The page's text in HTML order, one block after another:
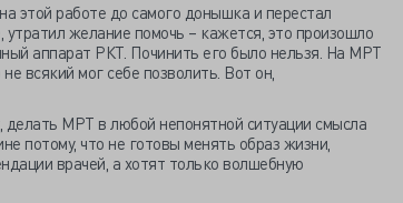
этой работе до самого донышка и перестал
желание помочь – кажется, это произошло
аппарат РКТ. Починить его было нельзя. На МРТ
всякий мог себе позволить. Вот он,
делать МРТ в любой непонятной ситуации смысла
потому, что не готовы менять образ жизни,
врачей, а хотят только волшебную